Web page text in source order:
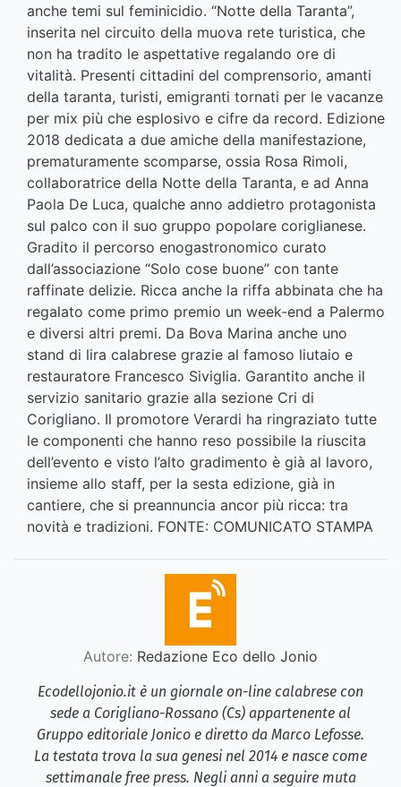
anche temi sul feminicidio. “Notte della Taranta”,
inserita nel circuito della muova rete turistica, che
non ha tradito le aspettative regalando ore di
vitalità. Presenti cittadini del comprensorio, amanti
della taranta, turisti, emigranti tornati per le vacanze
per mix più che esplosivo e cifre da record. Edizione
2018 dedicata a due amiche della manifestazione,
prematuramente scomparse, ossia Rosa Rimoli,
collaboratrice della Notte della Taranta, e ad Anna
Paola De Luca, qualche anno addietro protagonista
sul palco con il suo gruppo popolare coriglianese.
Gradito il percorso enogastronomico curato
dall’associazione “Solo cose buone” con tante
raffinate delizie. Ricca anche la riffa abbinata che ha
regalato come primo premio un week-end a Palermo
e diversi altri premi. Da Bova Marina anche uno
stand di lira calabrese grazie al famoso liutaio e
restauratore Francesco Siviglia. Garantito anche il
servizio sanitario grazie alla sezione Cri di
Corigliano. Il promotore Verardi ha ringraziato tutte
le componenti che hanno reso possibile la riuscita
dell’evento e visto l’alto gradimento è già al lavoro,
insieme allo staff, per la sesta edizione, già in
cantiere, che si preannuncia ancor più ricca: tra
novità e tradizioni. FONTE: COMUNICATO STAMPA
Autore: Redazione Eco dello Jonio
Ecodellojonio.it è un giornale on-line calabrese con
sede a Corigliano-Rossano (Cs) appartenente al
Gruppo editoriale Jonico e diretto da Marco Lefosse.
La testata trova la sua genesi nel 2014 e nasce come
settimanale free press. Negli anni a seguire muta